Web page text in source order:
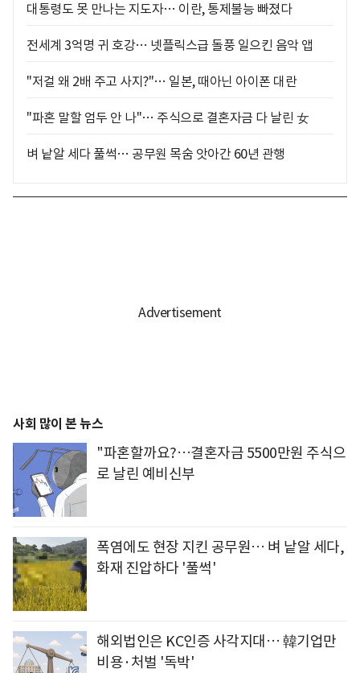
대통령도 못 만나는 지도자… 이란, 통제불능 빠졌다
전세계 3억명 귀 호강… 넷플릭스급 돌풍 일으킨 음악 앱
"저걸 왜 2배 주고 사지?"… 일본, 때아닌 아이폰 대란
"파혼 말할 엄두 안 나"… 주식으로 결혼자금 다 날린 女
벼 낱알 세다 풀썩… 공무원 목숨 앗아간 60년 관행
사회 많이 본 뉴스
"파혼할까요?…결혼자금 5500만원 주식으
로 날린 예비신부
폭염에도 현장 지킨 공무원… 벼 낱알 세다,
화재 진압하다 '풀썩'
해외법인은 KC인증 사각지대… 韓기업만
비용·처벌 '독박'